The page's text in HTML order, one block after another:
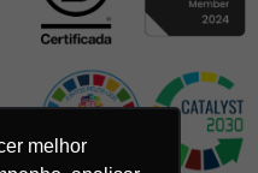
melhor